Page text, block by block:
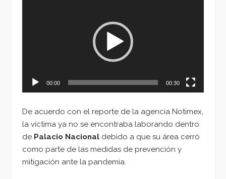
00:00 00:30
De acuerdo con el reporte de la agencia Notimex,
la víctima ya no se encontraba laborando dentro
de Palacio Nacional debido a que su área cerró
como parte de las medidas de prevención y
mitigación ante la pandemia.